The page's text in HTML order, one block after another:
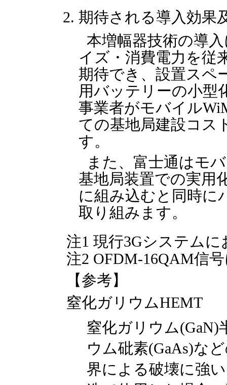
期待される導入効果
本増幅器技術の導
イズ・消費電力を従
期待でき、設置スペ
用バッテリーの小型
事業者がモバイル
ての基地局建設コス
す。
また、富士通はモ
基地局装置での実用
に組み込むと同時に
取り組みます。
注1 現行3Gシステム
注2 OFDM-16QAM信
【参考】
窒化ガリウムHEMT
窒化ガリウム(GaN)
ウム砒素(GaAs)な
界による破壊に強